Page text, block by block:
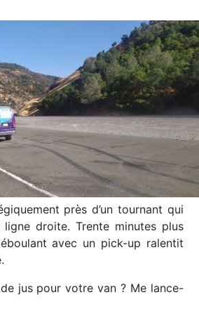
près d’un tournant qui
ligne droite. Trente minutes plus
avec un pick-up ralentit
de jus pour votre van ? Me lance-